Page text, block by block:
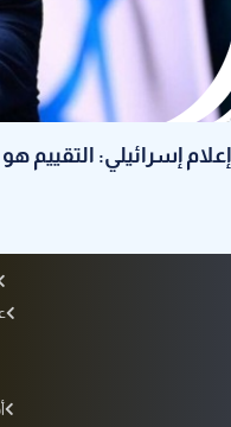
إعلام إسرائيلي: التقييم